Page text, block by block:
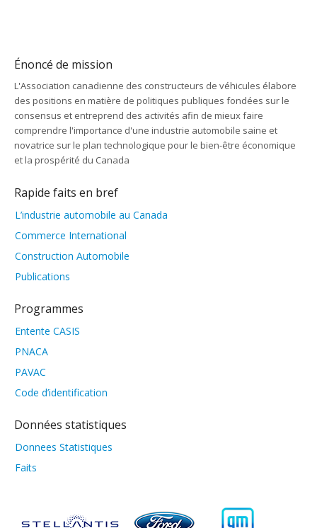
Énoncé de mission
L'Association canadienne des constructeurs de véhicules élabore
des positions en matière de politiques publiques fondées sur le
consensus et entreprend des activités afin de mieux faire
comprendre l'importance d'une industrie automobile saine et
novatrice sur le plan technologique pour le bien-être économique
et la prospérité du Canada
Rapide faits en bref
L’industrie automobile au Canada
Commerce International
Construction Automobile
Publications
Programmes
Entente CASIS
PNACA
PAVAC
Code d’identification
Données statistiques
Donnees Statistiques
Faits